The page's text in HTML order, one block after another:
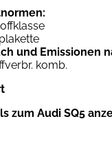
und Emissionen
komb.
zum Audi SQ5